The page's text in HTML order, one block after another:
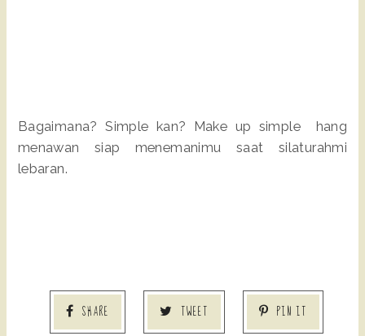
Bagaimana? Simple kan? Make up simple hang
menawan siap menemanimu saat silaturahmi
lebaran.
SHARE TWEET PIN IT